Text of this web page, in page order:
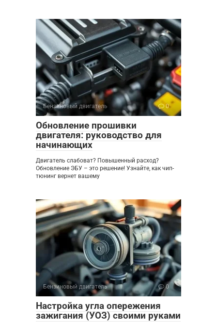
Бензиновый двигатель 0
Обновление прошивки
двигателя: руководство для
начинающих
Двигатель слабоват? Повышенный расход?
Обновление ЭБУ – это решение! Узнайте, как чип-
тюнинг вернет вашему
Бензиновый двигатель 0
Настройка угла опережения
зажигания (УОЗ) своими руками